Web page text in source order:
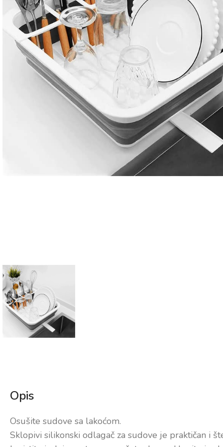
Opis
Osušite sudove sa lakoćom.
Sklopivi silikonski odlagač za sudove je praktičan i